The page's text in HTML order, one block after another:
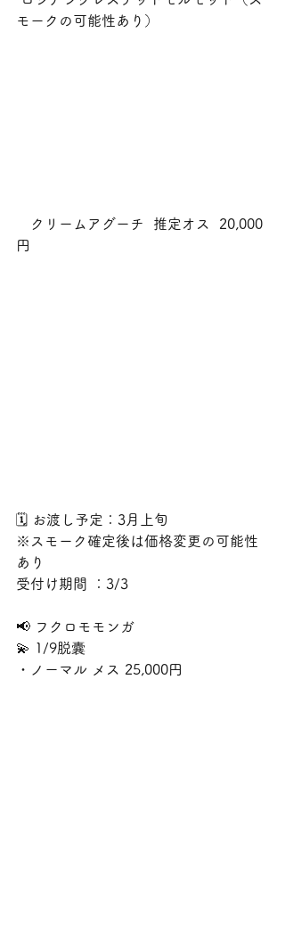
モークの可能性あり）
クリームアグーチ  推定オス  20,000
円
🗓 お渡し予定：3月上旬
※スモーク確定後は価格変更の可能性
あり
受付け期間 ：3/3
📢 フクロモモンガ
💫 1/9脱囊
・ノーマル メス 25,000円